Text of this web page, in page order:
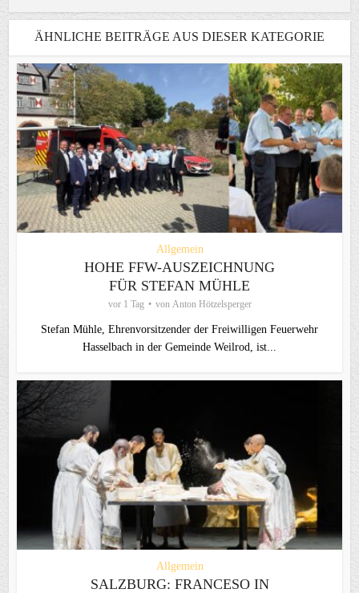
ÄHNLICHE BEITRÄGE AUS DIESER KATEGORIE
Allgemein
HOHE FFW-AUSZEICHNUNG
FÜR STEFAN MÜHLE
vor 1 Tag von Anton Hötzelsperger
Stefan Mühle, Ehrenvorsitzender der Freiwilligen Feuerwehr
Hasselbach in der Gemeinde Weilrod, ist...
Allgemein
SALZBURG: FRANCESO IN